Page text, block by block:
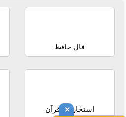
فال حافظ
استخاره با قرآن
×